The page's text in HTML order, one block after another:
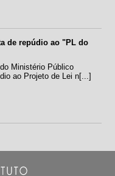
de repúdio ao "PL do
Ministério Público
ao Projeto de Lei n[...]